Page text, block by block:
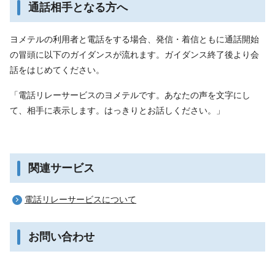
通話相手となる方へ
ヨメテルの利用者と電話をする場合、発信・着信ともに通話開始
の冒頭に以下のガイダンスが流れます。ガイダンス終了後より会
話をはじめてください。
「電話リレーサービスのヨメテルです。あなたの声を文字にし
て、相手に表示します。はっきりとお話しください。」
関連サービス
電話リレーサービスについて
お問い合わせ